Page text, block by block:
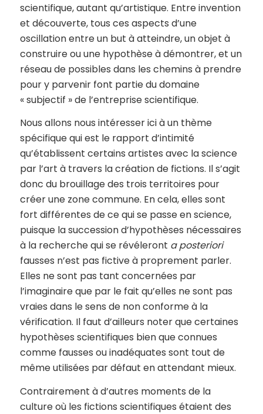
scientifique, autant qu’artistique. Entre invention
et découverte, tous ces aspects d’une
oscillation entre un but à atteindre, un objet à
construire ou une hypothèse à démontrer, et un
réseau de possibles dans les chemins à prendre
pour y parvenir font partie du domaine
« subjectif » de l’entreprise scientifique.
Nous allons nous intéresser ici à un thème
spécifique qui est le rapport d’intimité
qu’établissent certains artistes avec la science
par l’art à travers la création de fictions. Il s’agit
donc du brouillage des trois territoires pour
créer une zone commune. En cela, elles sont
fort différentes de ce qui se passe en science,
puisque la succession d’hypothèses nécessaires
à la recherche qui se révéleront a posteriori
fausses n’est pas fictive à proprement parler.
Elles ne sont pas tant concernées par
l’imaginaire que par le fait qu’elles ne sont pas
vraies dans le sens de non conforme à la
vérification. Il faut d’ailleurs noter que certaines
hypothèses scientifiques bien que connues
comme fausses ou inadéquates sont tout de
même utilisées par défaut en attendant mieux.
Contrairement à d’autres moments de la
culture où les fictions scientifiques étaient des